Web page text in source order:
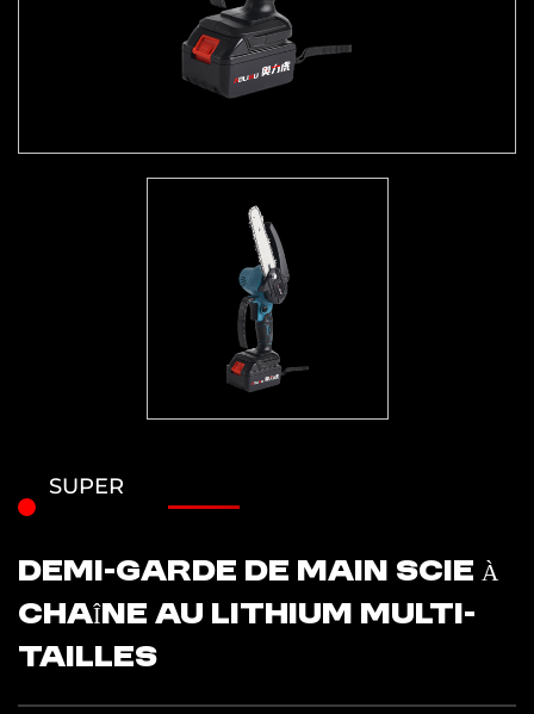
SUPER
DEMI-GARDE DE MAIN SCIE À
CHAÎNE AU LITHIUM MULTI-
TAILLES